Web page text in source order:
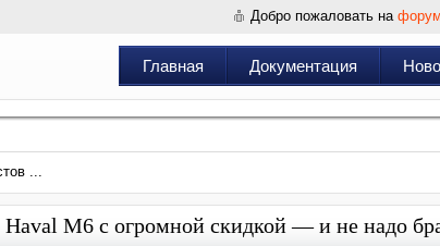
Добро пожаловать на
Главная Документация
...
M6 с огромной скидкой — и не надо